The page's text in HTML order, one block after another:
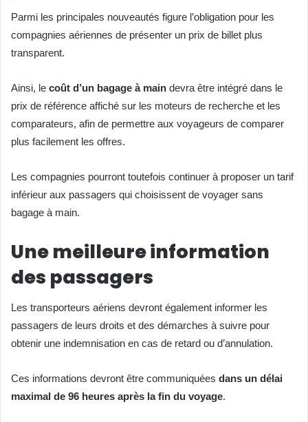
Parmi les principales nouveautés figure l’obligation pour les
compagnies aériennes de présenter un prix de billet plus
transparent.
Ainsi, le coût d’un bagage à main devra être intégré dans le
prix de référence affiché sur les moteurs de recherche et les
comparateurs, afin de permettre aux voyageurs de comparer
plus facilement les offres.
Les compagnies pourront toutefois continuer à proposer un tarif
inférieur aux passagers qui choisissent de voyager sans
bagage à main.
Une meilleure information
des passagers
Les transporteurs aériens devront également informer les
passagers de leurs droits et des démarches à suivre pour
obtenir une indemnisation en cas de retard ou d’annulation.
Ces informations devront être communiquées dans un délai
maximal de 96 heures après la fin du voyage.